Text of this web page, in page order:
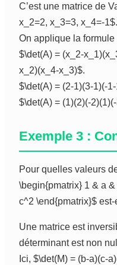
C’est une matrice de
x_2=2, x_3=3, x_4=-1$.
On applique la formule
$\det(A) = (x_2-
x_2)(x_4-x_3)$.
$\det(A) = (2-1)(3-1)(-
$\det(A) = (1)(2)(-
Exemple 3 :
Pour quelles valeurs
\begin{pmatrix} 1 & a
c^2 \end{pmatrix}$
Une matrice est
déterminant est non
Ici, $\det(M) = (b-a)(c-